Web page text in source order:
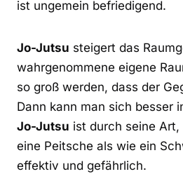
ist ungemein befriedigend.
Jo-Jutsu steigert das
wahrgenommene eigene
so groß werden, dass der
Dann kann man sich besser
Jo-Jutsu ist durch seine
eine Peitsche als wie ein
effektiv und gefährlich.